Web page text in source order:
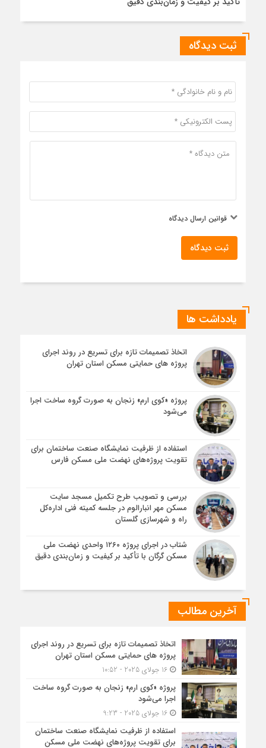
ثبت دیدگاه
قوانین ارسال دیدگاه
ثبت دیدگاه
یادداشت ها
اتخاذ تصمیمات تازه برای تسریع در روند اجرای
پروژه های حمایتی مسکن استان تهران
پروژه «کوی ارم» زنجان به صورت گروه ساخت اجرا
می‌شود
استفاده از ظرفیت نمایشگاه صنعت ساختمان برای
تقویت پروژه‌های نهضت ملی مسکن فارس
بررسی و تصویب طرح تکمیل مسجد سایت
مسکن مهر انبارالوم در جلسه کمیته فنی اداره‌کل
راه و شهرسازی گلستان
شتاب در اجرای پروژه ۱۲۶۰ واحدی نهضت ملی
مسکن گرگان با تأکید بر کیفیت و زمان‌بندی دقیق
آخرین مطالب
اتخاذ تصمیمات تازه برای تسریع در روند اجرای
پروژه های حمایتی مسکن استان تهران
16 جولای 2025 - 10:52
پروژه «کوی ارم» زنجان به صورت گروه ساخت
اجرا می‌شود
16 جولای 2025 - 9:23
استفاده از ظرفیت نمایشگاه صنعت ساختمان
برای تقویت پروژه‌های نهضت ملی مسکن